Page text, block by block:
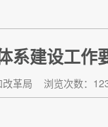
系建设工作
革局 浏览次数：